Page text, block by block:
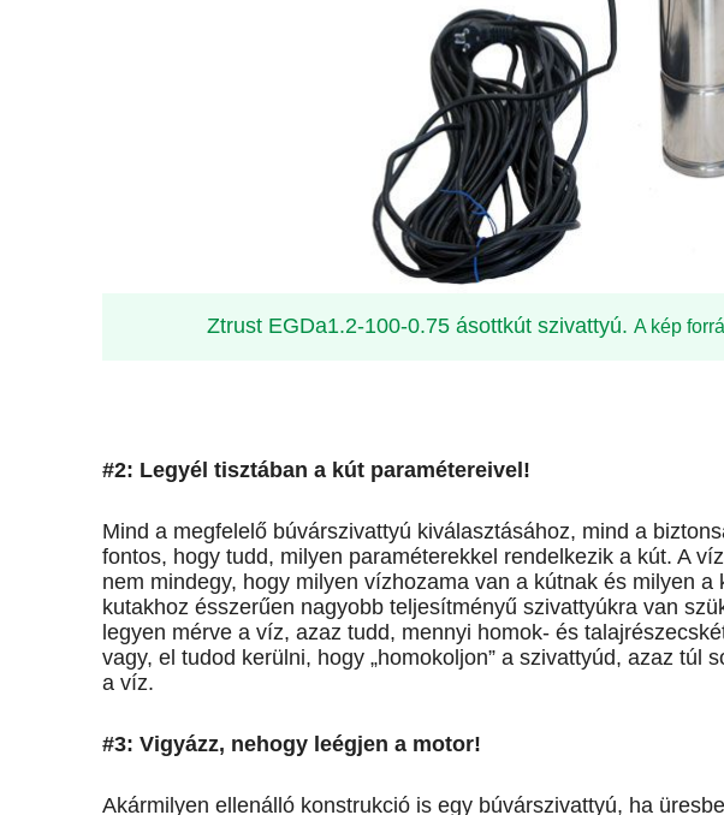
Ztrust EGDa1.2-100-0.75 ásottkút szivattyú. A kép
#2: Legyél tisztában a kút paramétereivel!
Mind a megfelelő búvárszivattyú kiválasztásához, mind a
fontos, hogy tudd, milyen paraméterekkel rendelkezik a kút. A
nem mindegy, hogy milyen vízhozama van a kútnak és milyen a
kutakhoz ésszerűen nagyobb teljesítményű szivattyúkra van
legyen mérve a víz, azaz tudd, mennyi homok- és
vagy, el tudod kerülni, hogy „homokoljon” a szivattyúd, azaz túl
a víz.
#3: Vigyázz, nehogy leégjen a motor!
Akármilyen ellenálló konstrukció is egy búvárszivattyú, ha